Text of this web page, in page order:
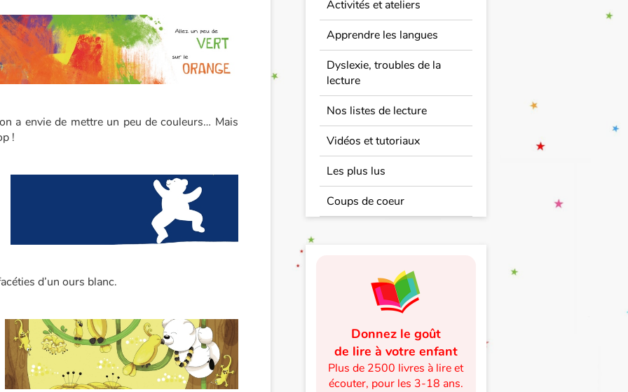
a envie de mettre un peu de couleurs… Mais
!
d’un ours blanc.
Activités et ateliers
Apprendre les langues
Dyslexie, troubles de la
lecture
Nos listes de lecture
Vidéos et tutoriaux
Les plus lus
Coups de coeur
Donnez le goût
de lire à votre enfant
Plus de 2500 livres à lire et
écouter, pour les 3-18 ans.